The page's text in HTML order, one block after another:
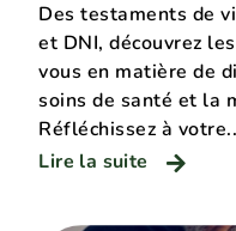
Des testaments de
et DNI, découvrez
vous en matière de
soins de santé et la
Réfléchissez à
Lire la suite